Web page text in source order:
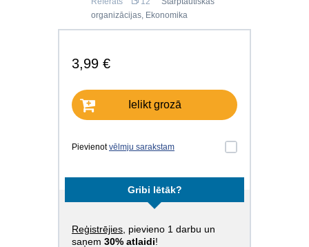
organizācijas, Ekonomika
3,99 €
Ielikt grozā
Pievienotvēlmju sarakstam
Gribi lētāk?
Reģistrējies , pievieno 1 darbu un
saņem 30% atlaidi!